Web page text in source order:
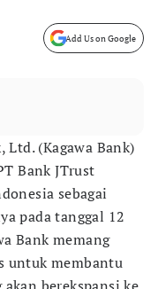
Add Us on Google
Ltd. (Kagawa Bank)
Bank JTrust
sebagai
pada tanggal 12
Bank memang
untuk membantu